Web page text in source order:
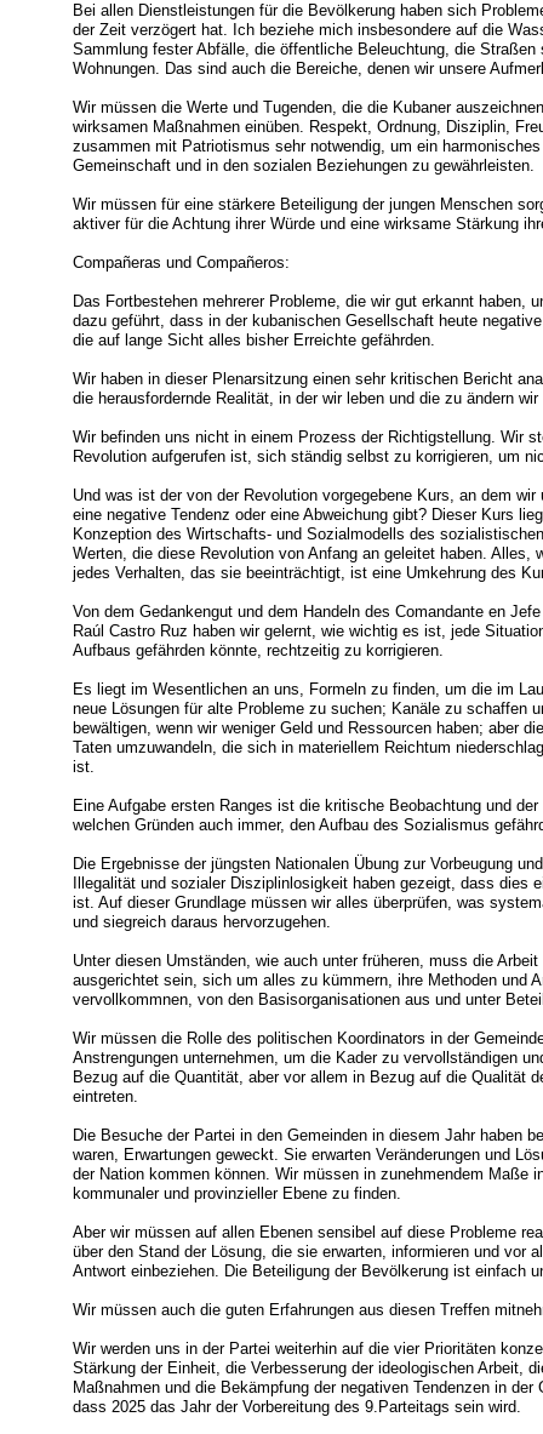
Bei allen Dienstleistungen für die Bevölkerung haben sich
der Zeit verzögert hat. Ich beziehe mich insbesondere auf die
Sammlung fester Abfälle, die öffentliche Beleuchtung, die
Wohnungen. Das sind auch die Bereiche, denen wir unsere
Wir müssen die Werte und Tugenden, die die Kubaner
wirksamen Maßnahmen einüben. Respekt, Ordnung, Disziplin,
zusammen mit Patriotismus sehr notwendig, um ein
Gemeinschaft und in den sozialen Beziehungen zu gewährleisten.
Wir müssen für eine stärkere Beteiligung der jungen Menschen
aktiver für die Achtung ihrer Würde und eine wirksame Stärkung
Compañeras und Compañeros:
Das Fortbestehen mehrerer Probleme, die wir gut erkannt haben,
dazu geführt, dass in der kubanischen Gesellschaft heute
die auf lange Sicht alles bisher Erreichte gefährden.
Wir haben in dieser Plenarsitzung einen sehr kritischen Bericht
die herausfordernde Realität, in der wir leben und die zu ändern
Wir befinden uns nicht in einem Prozess der Richtigstellung. Wir
Revolution aufgerufen ist, sich ständig selbst zu korrigieren, um
Und was ist der von der Revolution vorgegebene Kurs, an dem
eine negative Tendenz oder eine Abweichung gibt? Dieser Kurs
Konzeption des Wirtschafts- und Sozialmodells des
Werten, die diese Revolution von Anfang an geleitet haben. Alles,
jedes Verhalten, das sie beeinträchtigt, ist eine Umkehrung des
Von dem Gedankengut und dem Handeln des Comandante en
Raúl Castro Ruz haben wir gelernt, wie wichtig es ist, jede
Aufbaus gefährden könnte, rechtzeitig zu korrigieren.
Es liegt im Wesentlichen an uns, Formeln zu finden, um die im
neue Lösungen für alte Probleme zu suchen; Kanäle zu schaffen
bewältigen, wenn wir weniger Geld und Ressourcen haben; aber
Taten umzuwandeln, die sich in materiellem Reichtum
ist.
Eine Aufgabe ersten Ranges ist die kritische Beobachtung und
welchen Gründen auch immer, den Aufbau des Sozialismus
Die Ergebnisse der jüngsten Nationalen Übung zur Vorbeugung
Illegalität und sozialer Disziplinlosigkeit haben gezeigt, dass dies
ist. Auf dieser Grundlage müssen wir alles überprüfen, was
und siegreich daraus hervorzugehen.
Unter diesen Umständen, wie auch unter früheren, muss die
ausgerichtet sein, sich um alles zu kümmern, ihre Methoden und
vervollkommnen, von den Basisorganisationen aus und unter
Wir müssen die Rolle des politischen Koordinators in der
Anstrengungen unternehmen, um die Kader zu vervollständigen
Bezug auf die Quantität, aber vor allem in Bezug auf die Qualität
eintreten.
Die Besuche der Partei in den Gemeinden in diesem Jahr haben
waren, Erwartungen geweckt. Sie erwarten Veränderungen und
der Nation kommen können. Wir müssen in zunehmendem Maße
kommunaler und provinzieller Ebene zu finden.
Aber wir müssen auf allen Ebenen sensibel auf diese Probleme
über den Stand der Lösung, die sie erwarten, informieren und vor
Antwort einbeziehen. Die Beteiligung der Bevölkerung ist einfach
Wir müssen auch die guten Erfahrungen aus diesen Treffen
Wir werden uns in der Partei weiterhin auf die vier Prioritäten
Stärkung der Einheit, die Verbesserung der ideologischen Arbeit,
Maßnahmen und die Bekämpfung der negativen Tendenzen in
dass 2025 das Jahr der Vorbereitung des 9.Parteitags sein wird.